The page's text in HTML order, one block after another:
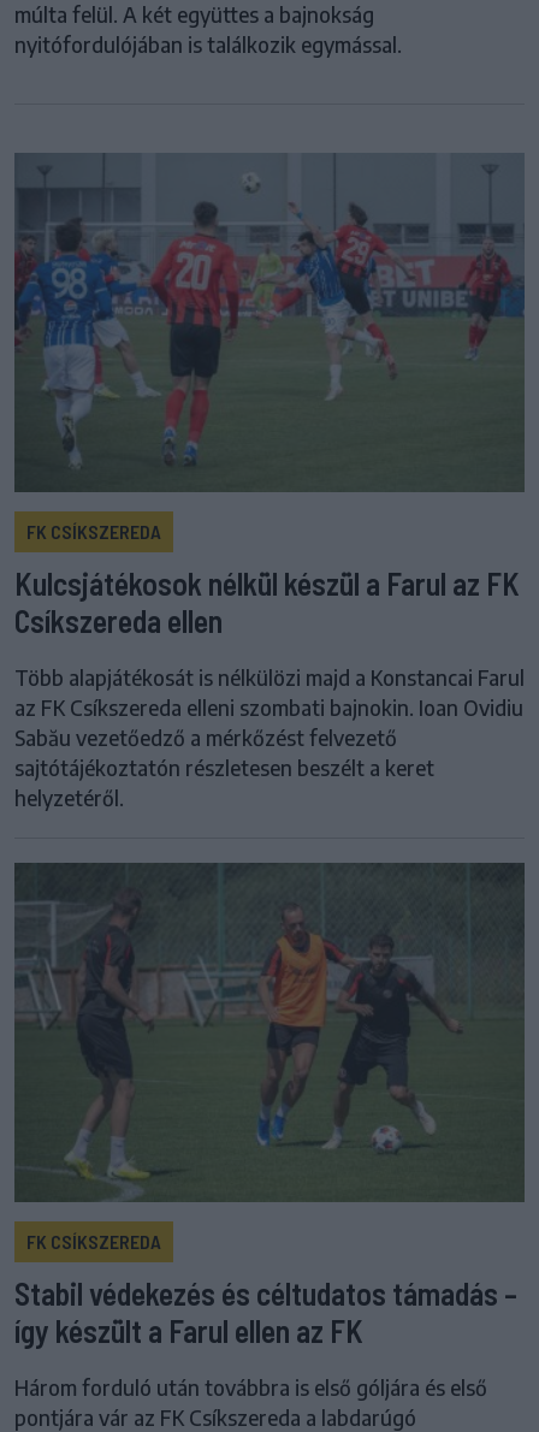
múlta felül. A két együttes a bajnokság
nyitófordulójában is találkozik egymással.
FK CSÍKSZEREDA
Kulcsjátékosok nélkül készül a Farul az FK
Csíkszereda ellen
Több alapjátékosát is nélkülözi majd a Konstancai Farul
az FK Csíkszereda elleni szombati bajnokin. Ioan Ovidiu
Sabău vezetőedző a mérkőzést felvezető
sajtótájékoztatón részletesen beszélt a keret
helyzetéről.
FK CSÍKSZEREDA
Stabil védekezés és céltudatos támadás –
így készült a Farul ellen az FK
Három forduló után továbbra is első góljára és első
pontjára vár az FK Csíkszereda a labdarúgó